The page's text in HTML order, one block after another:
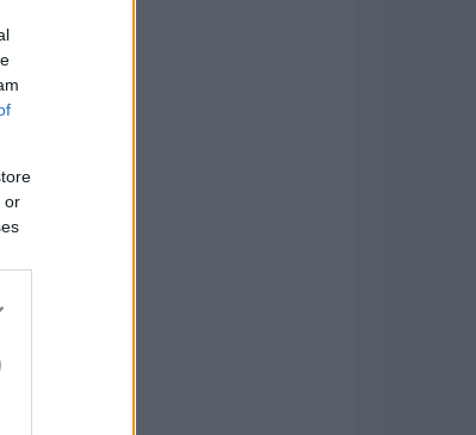
or